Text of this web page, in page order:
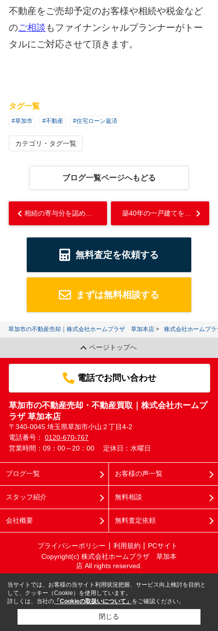
不動産をご売却予定のお客様や相続や税金など
のご相談もファイナンシャルプランナーがトー
タルにご対応させて頂きます。
タグ一覧
#草加市 #不動産 #住宅ローン返済
カテゴリ・タグ一覧
ブログ一覧ページへもどる
相続の寄与分を認められるための要件とは？特別寄与料についても解説！... 築40年の一戸建てを売却する方法はある？費用やコツもご紹介...
無料査定を依頼する
まずは無料相談する
草加市の不動産売却｜株式会社ホームプラザ 草加本店 株式会社ホームプ
ページトップへ
電話でお問い合わせ
草加市の不動産売却・不動産買取｜株式会社ホームプ
ラザ 草加本店
〒340-0045 埼玉県草加市小山２丁目4-2
電話番号： 0120-670-767
営業時間：09：00～20：00
定休日：水曜日
ブログ一覧
スタッフ紹介
会社概要
お客様の声一覧
無料相談
無料査定依頼
プライバシーポリシー 利用規約
PCサイト
Copyright(c) 株式会社ホームプラザ 草加本
店 All rights reserved.
当サイトでは、お客様の当サイト利用状況把握、サービス向上検討を目的と
して、クッキー（Cookie）を使用しています。
詳しくは、当社の 「Cookieの取扱いについて」 をご確認ください。
閉じる